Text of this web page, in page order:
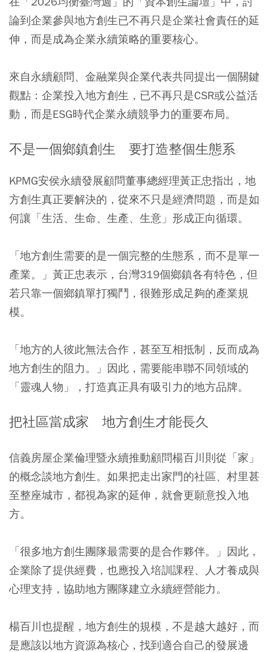
論到企業參與地方創生已不再只是企業社會責任的延
伸，而是成為企業永續策略的重要核心。
來自永續顧問、金融業與企業代表共同提出一個關鍵
觀點：企業投入地方創生，已不再只是CSR或公益活
動，而是ESG時代企業永續競爭力的重要布局。
不是一個鄉鎮創生 要打造整個生態系
KPMG安侯永續發展顧問董事總經理黃正忠指出，地
方創生真正要解決的，從來不只是經濟問題，而是如
何讓「生活、生命、生產、生意」形成正向循環。
「地方創生需要的是一個完整的生態系，而不是單一
產業。」黃正忠表示，台灣319個鄉鎮各有特色，但
若只靠一個鄉鎮單打獨鬥，很難形成足夠的產業規
模。
「地方的人彼此無法合作，甚至互相抵制，反而成為
地方創生的阻力。」因此，需要能串聯不同領域的
「靈魂人物」，打造真正具有吸引力的地方品牌。
把社區當成家 地方創生才能長久
信義房屋企業倫理暨永續推動顧問楊百川則從「家」
的概念談地方創生。如果把走出家門的社區、村里甚
至整座城市，都視為家的延伸，就會更願意投入地
方。
「很多地方創生團隊最需要的是合作夥伴。」因此，
企業除了提供經費，也應投入培訓課程、人才養成與
心理支持，協助地方團隊建立永續經營能力。
楊百川也提醒，地方創生的規模，不是越大越好，而
是應該以地方資源為核心，找到適合自己的發展邊